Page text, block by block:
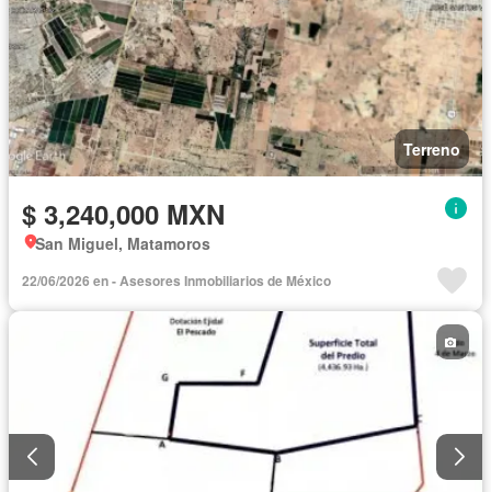
Terreno
$ 3,240,000 MXN
San Miguel, Matamoros
22/06/2026 en - Asesores Inmobiliarios de México